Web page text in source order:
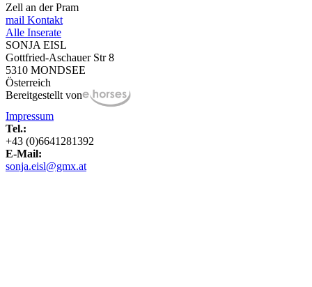
Zell an der Pram
mail Kontakt
Alle Inserate
SONJA EISL
Gottfried-Aschauer Str 8
5310 MONDSEE
Österreich
Bereitgestellt von
Impressum
Tel.:
+43 (0)6641281392
E-Mail:
sonja.eisl@gmx.at